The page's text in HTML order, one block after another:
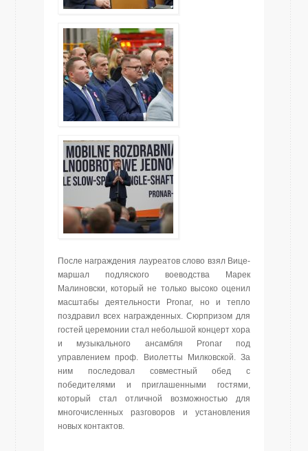
После награждения лауреатов слово взял Вице-
маршал подляского воеводства Марек
Малиновски, который не только высоко оценил
масштабы деятельности Pronar, но и тепло
поздравил всех награжденных. Сюрпризом для
гостей церемонии стал небольшой концерт хора
и музыкального ансамбля Pronar под
управлением проф. Виолетты Милковской. За
ним последовал совместный обед с
победителями и приглашенными гостями,
который стал отличной возможностью для
многочисленных разговоров и установления
новых контактов.